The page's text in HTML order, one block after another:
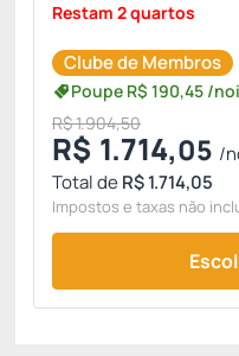
Restam 2 quartos
Clube de Membros
Poupe R$ 190,45 /
R$ 1.904,50
R$ 1.714,05 /
Total deR$ 1.714,05
Impostos e taxas não